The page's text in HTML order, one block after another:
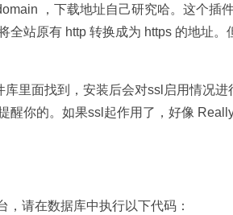
，下载地址自己研究哈。这个插
全站原有 http 转换成为 https 的地址
里面找到，安装后会对ssl启用情况进
醒你的。如果ssl起作用了，好像
请在数据库中执行以下代码：